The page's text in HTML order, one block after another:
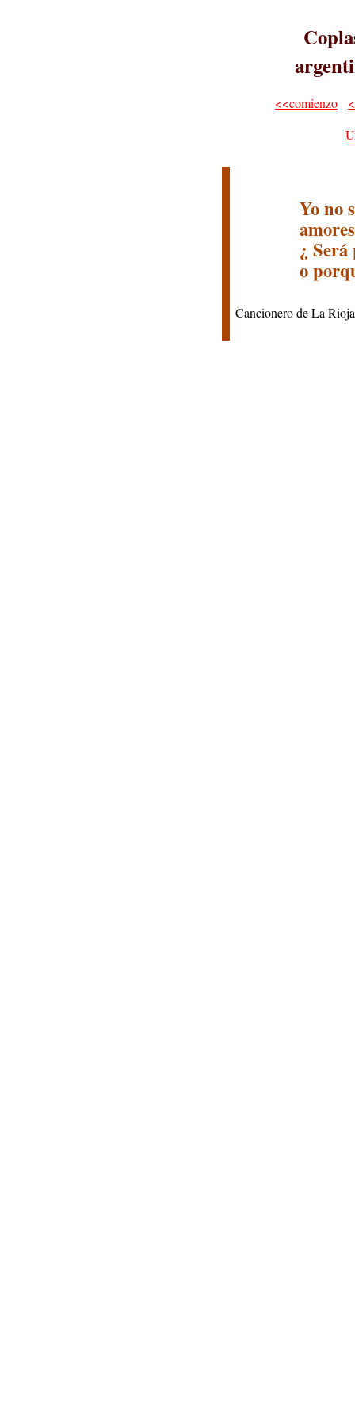
<<comienzo
Yo no
¿
o
Cancionero de La